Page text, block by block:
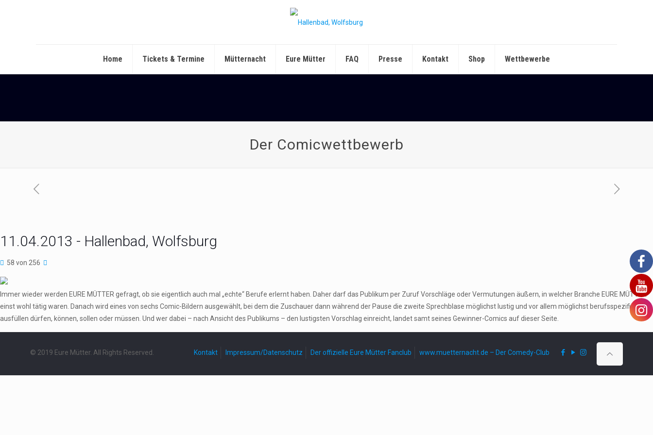
Home Tickets & Termine Mütternacht Eure Mütter FAQ Presse Kontakt Shop Wettbewerbe
Der Comicwettbewerb
11.04.2013 - Hallenbad, Wolfsburg
58 von 256
Immer wieder werden EURE MÜTTER gefragt, ob sie eigentlich auch mal „echte“ Berufe erlernt haben. Daher darf das Publikum per Zuruf Vorschläge oder Vermutungen äußern, in welcher Branche EURE MÜTTER
einst wohl tätig waren. Danach wird eines von sechs Comic-Bildern ausgewählt, bei dem die Zuschauer dann während der Pause die zweite Sprechblase möglichst lustig und vor allem möglichst berufsspezifisch
ausfüllen dürfen, können, sollen oder müssen. Und wer dabei – nach Ansicht des Publikums – den lustigsten Vorschlag einreicht, landet samt seines Gewinner-Comics auf dieser Seite.
© 2019 Eure Mütter. All Rights Reserved. Kontakt Impressum/Datenschutz Der offizielle Eure Mütter Fanclub www.muetternacht.de – Der Comedy-Club